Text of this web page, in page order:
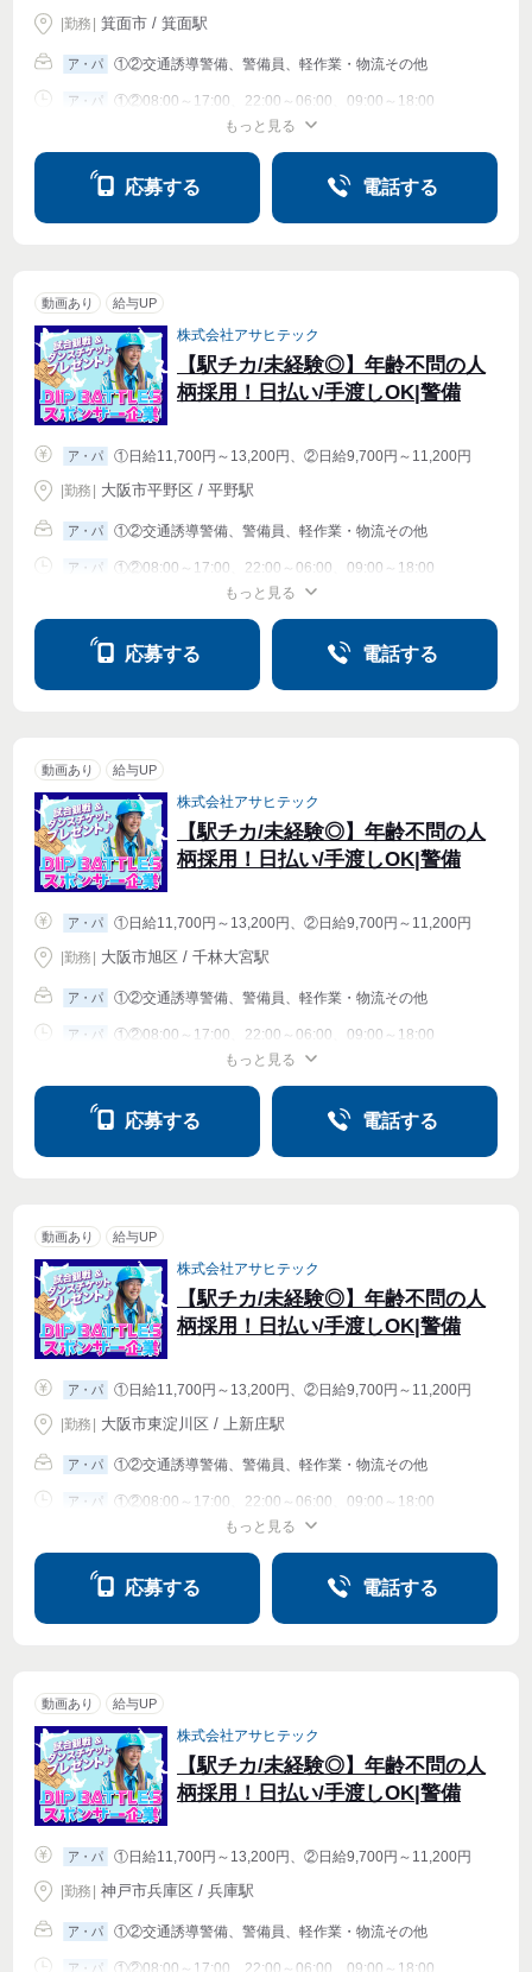
|勤務 箕面市 / 箕面駅
ア・パ ①②交通誘導警備、警備員、軽作業・物流その他
ア・パ ①②08:00～17:00、22:00～06:00、09:00～18:00
もっと見る
応募する 電話する
動画あり 給与UP
株式会社アサヒテック
【駅チカ/未経験◎】年齢不問の人
柄採用！日払い/手渡しOK|警備
ア・パ ①日給11,700円～13,200円、②日給9,700円～11,200円
|勤務 大阪市平野区 / 平野駅
ア・パ ①②交通誘導警備、警備員、軽作業・物流その他
ア・パ ①②08:00～17:00、22:00～06:00、09:00～18:00
もっと見る
応募する 電話する
動画あり 給与UP
株式会社アサヒテック
【駅チカ/未経験◎】年齢不問の人
柄採用！日払い/手渡しOK|警備
ア・パ ①日給11,700円～13,200円、②日給9,700円～11,200円
|勤務 大阪市旭区 / 千林大宮駅
ア・パ ①②交通誘導警備、警備員、軽作業・物流その他
ア・パ ①②08:00～17:00、22:00～06:00、09:00～18:00
もっと見る
応募する 電話する
動画あり 給与UP
株式会社アサヒテック
【駅チカ/未経験◎】年齢不問の人
柄採用！日払い/手渡しOK|警備
ア・パ ①日給11,700円～13,200円、②日給9,700円～11,200円
|勤務 大阪市東淀川区 / 上新庄駅
ア・パ ①②交通誘導警備、警備員、軽作業・物流その他
ア・パ ①②08:00～17:00、22:00～06:00、09:00～18:00
もっと見る
応募する 電話する
動画あり 給与UP
株式会社アサヒテック
【駅チカ/未経験◎】年齢不問の人
柄採用！日払い/手渡しOK|警備
ア・パ ①日給11,700円～13,200円、②日給9,700円～11,200円
|勤務 神戸市兵庫区 / 兵庫駅
ア・パ ①②交通誘導警備、警備員、軽作業・物流その他
①②08:00～17:00、22:00～06:00、09:00～18:00